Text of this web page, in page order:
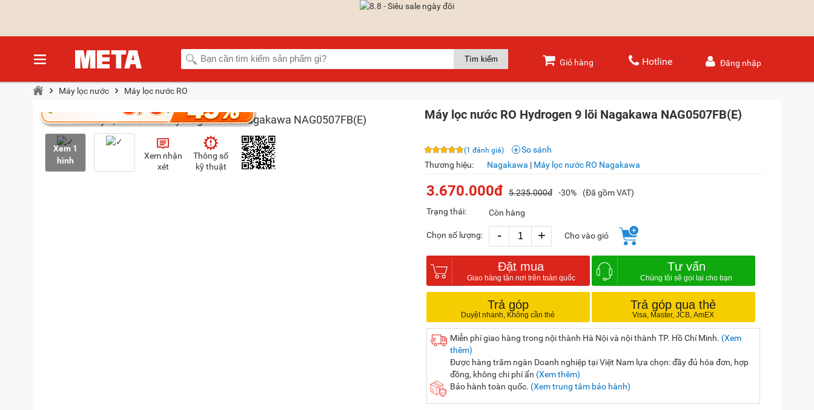
Giỏ hàng Hotline Đăng nhập
Máy lọc nước Máy lọc nước RO
Xem 1
hình
Xem nhận
xét
Thông số
kỹ thuật
Máy lọc nước RO Hydrogen 9 lõi Nagakawa NAG0507FB(E)
(1 đánh giá)
So sánh
Thương hiệu:
Nagakawa | Máy lọc nước RO Nagakawa
3.670.000đ 5.235.000đ -30%
(Đã gồm VAT)
Trạng thái:
Còn hàng
Chọn số lượng: - + Cho vào giỏ
Đặt mua Tư vấn
Trả góp Trả góp qua thẻ
Miễn phí giao hàng trong nội thành Hà Nội và nội thành TP. Hồ Chí Minh. (Xem
thêm)
Được hàng trăm ngàn Doanh nghiệp tại Việt Nam lựa chọn: đầy đủ hóa đơn, hợp
đồng, không chi phí ẩn (Xem thêm)
Bảo hành toàn quốc. (Xem trung tâm bảo hành)